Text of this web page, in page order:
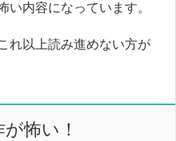
内容になっています。
れ以上読み進めない方が
怖い！